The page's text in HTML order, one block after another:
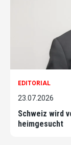
EDITORIAL
23.07.2026
Schweiz wird
heimgesucht